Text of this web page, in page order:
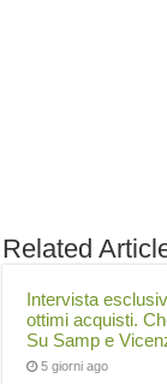
Related
Intervista
ottimi acquisti.
Su Samp e
5 giorni ago